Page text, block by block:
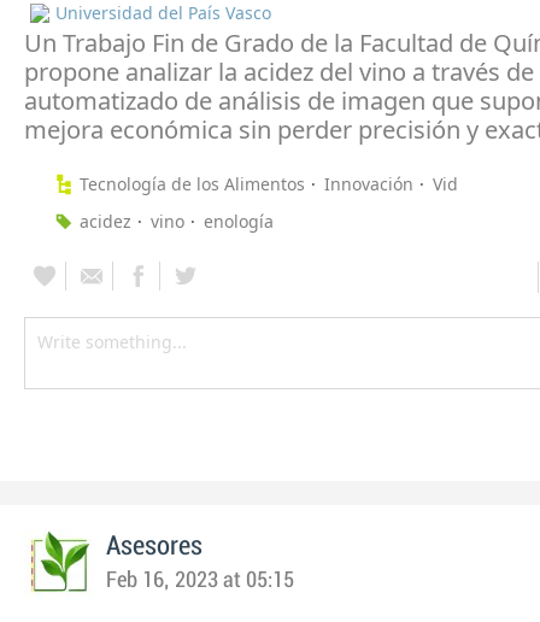
Universidad del País Vasco
Un Trabajo Fin de Grado de la Facultad de
propone analizar la acidez del vino a través
automatizado de análisis de imagen que
mejora económica sin perder precisión y
Tecnología de los Alimentos Innovación
Vid
acidez
vino enología
Asesores
Feb 16, 2023 at 05:15